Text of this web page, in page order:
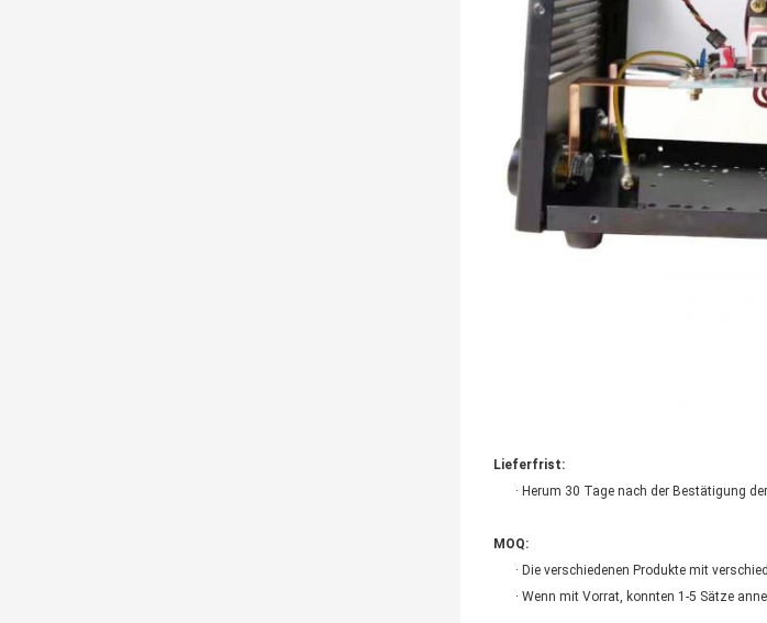
Lieferfrist:
· Herum 30 Tage nach der Bestätigung
MOQ:
· Die verschiedenen Produkte mit
· Wenn mit Vorrat, konnten 1-5 Sätze